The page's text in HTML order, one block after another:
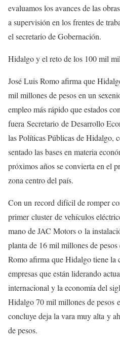
evaluamos los avances de las
a supervisión en los frentes de
el secretario de Gobernación.
Hidalgo y el reto de los 100 mil
José Luis Romo afirma que
mil millones de pesos en un
empleo más rápido que estados
fuera Secretario de Desarrollo
las Políticas Públicas de Hidalgo,
sentado las bases en materia
próximos años se convierta en el
zona centro del país.
Con un record difícil de romper
primer cluster de vehículos
mano de JAC Motors o la
planta de 16 mil millones de
Romo afirma que Hidalgo tiene la
empresas que están liderando
internacional y la economía del
Hidalgo 70 mil millones de pesos
concluye deja la vara muy alta y
de pesos.